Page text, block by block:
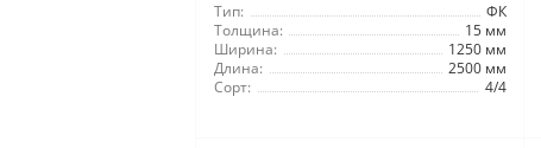
Тип:
ФК
Толщина:
15 мм
Ширина:
1250 мм
Длина:
2500 мм
Сорт:
4/4